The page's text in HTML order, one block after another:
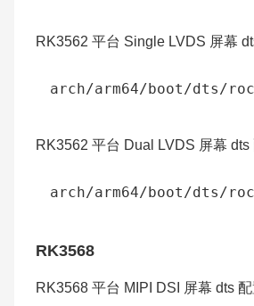
RK3562 平台 Single LVDS 屏幕
RK3562 平台 Dual LVDS 屏幕 dts
RK3568
RK3568 平台 MIPI DSI 屏幕 dts 配